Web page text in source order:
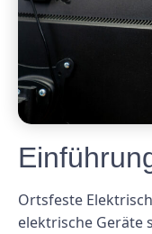
Ortsfeste
elektrische Geräte